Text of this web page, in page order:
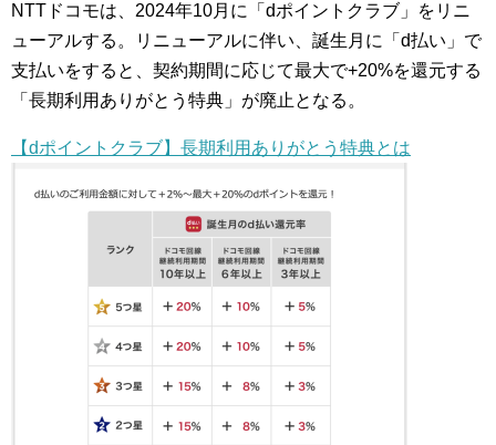
NTTドコモは、2024年10月に「dポイントクラブ」をリニ
ューアルする。リニューアルに伴い、誕生月に「d払い」で
支払いをすると、契約期間に応じて最大で+20%を還元する
「長期利用ありがとう特典」が廃止となる。
【dポイントクラブ】長期利用ありがとう特典とは